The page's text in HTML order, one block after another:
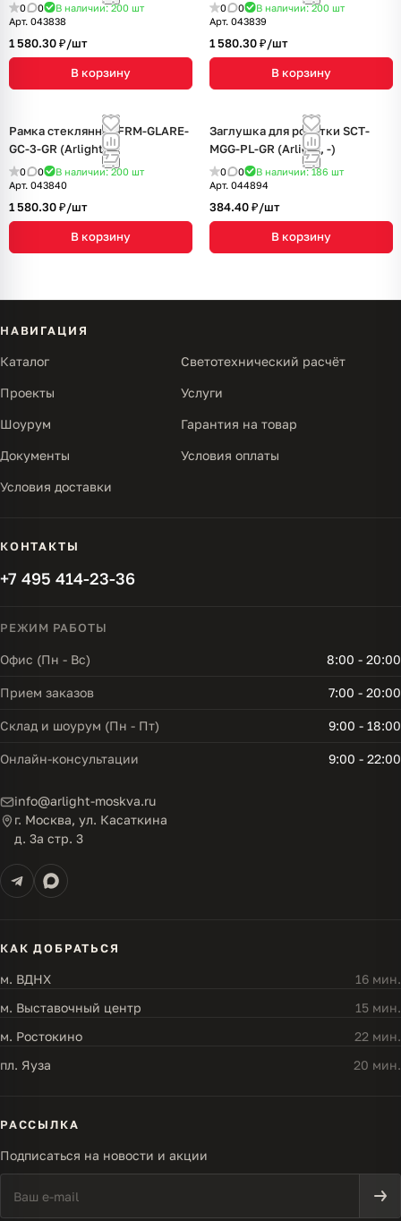
0 0 В наличии: 200 шт
Арт. 043838
1 580.30 ₽/шт
В корзину
0 0 В наличии: 200 шт
Арт. 043839
1 580.30 ₽/шт
В корзину
Рамка стеклянная FRM-GLARE-
GC-3-GR (Arlight, -)
0 0 В наличии: 200 шт
Арт. 043840
1 580.30 ₽/шт
В корзину
Заглушка для розетки SCT-
MGG-PL-GR (Arlight, -)
0 0 В наличии: 186 шт
Арт. 044894
384.40 ₽/шт
В корзину
НАВИГАЦИЯ
Каталог Светотехнический расчёт
Проекты Услуги
Шоурум Гарантия на товар
Документы Условия оплаты
Условия доставки
КОНТАКТЫ
+7 495 414-23-36
РЕЖИМ РАБОТЫ
Офис (Пн - Вс) 8:00 - 20:00
Прием заказов 7:00 - 20:00
Склад и шоурум (Пн - Пт) 9:00 - 18:00
Онлайн-консультации 9:00 - 22:00
info@arlight-moskva.ru
г. Москва, ул. Касаткина
д. 3а стр. 3
КАК ДОБРАТЬСЯ
м. ВДНХ
16 мин.
м. Выставочный центр
15 мин.
м. Ростокино
22 мин.
пл. Яуза
20 мин.
РАССЫЛКА
Подписаться на новости и акции